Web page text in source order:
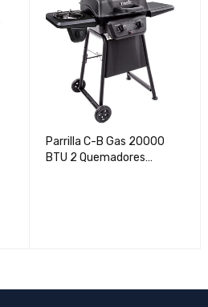
Parrilla C-B Gas 20000
BTU 2 Quemadores